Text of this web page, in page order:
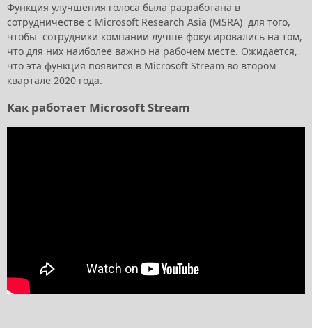
Функция улучшения голоса была разработана в
сотрудничестве с Microsoft Research Asia (MSRA) для того,
чтобы сотрудники компании лучше фокусировались на том,
что для них наиболее важно на рабочем месте. Ожидается,
что эта функция появится в Microsoft Stream во втором
квартале 2020 года.
Как работает Microsoft Stream